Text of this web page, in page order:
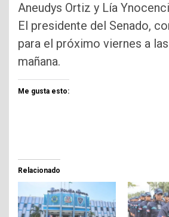
Aneudys Ortiz y Lía
El presidente del Senado,
para el próximo viernes a
mañana.
Me gusta esto:
Relacionado